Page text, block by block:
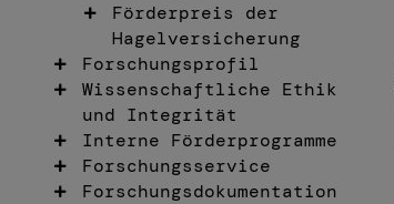
Förderpreis der
Hagelversicherung
Forschungsprofil
Wissenschaftliche Ethik
und Integrität
Interne Förderprogramme
Forschungsservice
Forschungsdokumentation